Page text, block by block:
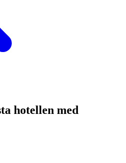
hotellen med